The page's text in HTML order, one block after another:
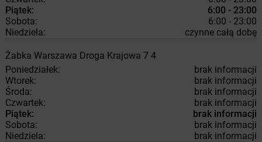
Piątek:
6:00 - 23:00
Sobota:
6:00 - 23:00
Niedziela:
czynne całą dobę
Żabka Warszawa Droga Krajowa 7 4
Poniedziałek:
brak informacji
Wtorek:
brak informacji
Środa:
brak informacji
Czwartek:
brak informacji
Piątek:
brak informacji
Sobota:
brak informacji
Niedziela:
brak informacji